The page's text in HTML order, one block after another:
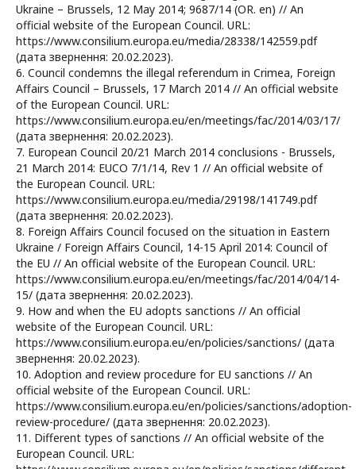
Ukraine – Brussels, 12 May 2014; 9687/14 (OR. en) // An
official website of the European Council. URL:
https://www.consilium.europa.eu/media/28338/142559.pdf
(дата звернення: 20.02.2023).
6. Council condemns the illegal referendum in Crimea, Foreign
Affairs Council – Brussels, 17 March 2014 // An official website
of the European Council. URL:
https://www.consilium.europa.eu/en/meetings/fac/2014/03/17/
(дата звернення: 20.02.2023).
7. European Council 20/21 March 2014 conclusions - Brussels,
21 March 2014: EUCO 7/1/14, Rev 1 // An official website of
the European Council. URL:
https://www.consilium.europa.eu/media/29198/141749.pdf
(дата звернення: 20.02.2023).
8. Foreign Affairs Council focused on the situation in Eastern
Ukraine / Foreign Affairs Council, 14-15 April 2014: Council of
the EU // An official website of the European Council. URL:
https://www.consilium.europa.eu/en/meetings/fac/2014/04/14-
15/ (дата звернення: 20.02.2023).
9. How and when the EU adopts sanctions // An official
website of the European Council. URL:
https://www.consilium.europa.eu/en/policies/sanctions/ (дата
звернення: 20.02.2023).
10. Adoption and review procedure for EU sanctions // An
official website of the European Council. URL:
https://www.consilium.europa.eu/en/policies/sanctions/adoption-
review-procedure/ (дата звернення: 20.02.2023).
11. Different types of sanctions // An official website of the
European Council. URL: